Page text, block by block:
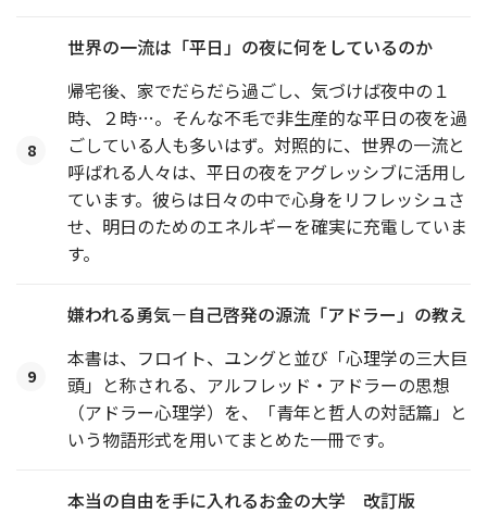
8
世界の一流は「平日」の夜に何をしているのか
帰宅後、家でだらだら過ごし、気づけば夜中の１
時、２時…。そんな不毛で非生産的な平日の夜を過
ごしている人も多いはず。対照的に、世界の一流と
呼ばれる人々は、平日の夜をアグレッシブに活用し
ています。彼らは日々の中で心身をリフレッシュさ
せ、明日のためのエネルギーを確実に充電していま
す。
9
嫌われる勇気－自己啓発の源流「アドラー」の教え
本書は、フロイト、ユングと並び「心理学の三大巨
頭」と称される、アルフレッド・アドラーの思想
（アドラー心理学）を、「青年と哲人の対話篇」と
いう物語形式を用いてまとめた一冊です。
本当の自由を手に入れるお金の大学 改訂版